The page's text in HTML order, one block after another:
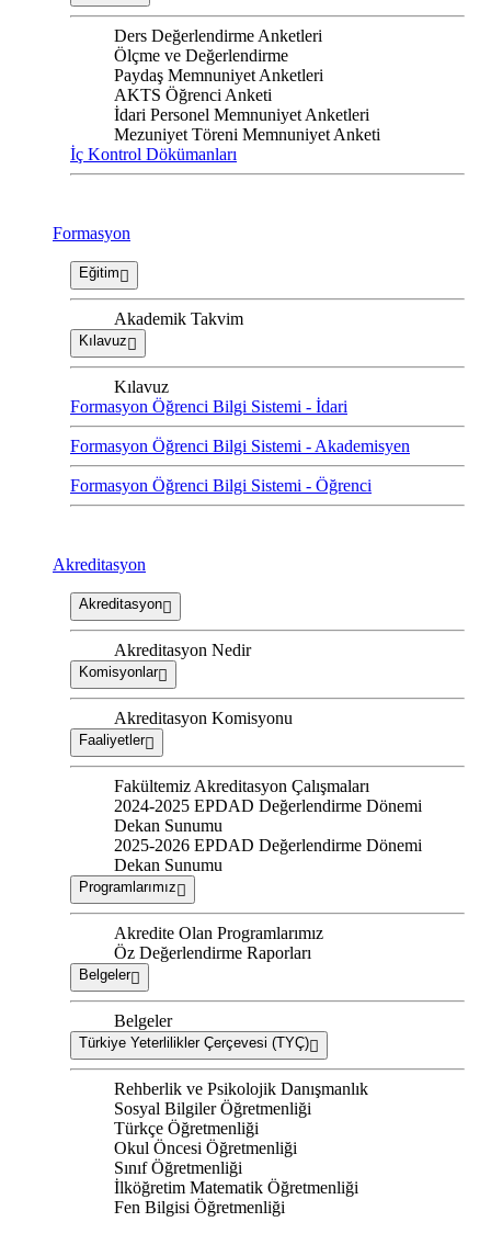
Ders Değerlendirme Anketleri
Ölçme ve Değerlendirme
Paydaş Memnuniyet Anketleri
AKTS Öğrenci Anketi
İdari Personel Memnuniyet Anketleri
Mezuniyet Töreni Memnuniyet Anketi
İç Kontrol Dökümanları
Formasyon
Eğitim
Akademik Takvim
Kılavuz
Kılavuz
Formasyon Öğrenci Bilgi Sistemi - İdari
Formasyon Öğrenci Bilgi Sistemi - Akademisyen
Formasyon Öğrenci Bilgi Sistemi - Öğrenci
Akreditasyon
Akreditasyon
Akreditasyon Nedir
Komisyonlar
Akreditasyon Komisyonu
Faaliyetler
Fakültemiz Akreditasyon Çalışmaları
2024-2025 EPDAD Değerlendirme Dönemi
Dekan Sunumu
2025-2026 EPDAD Değerlendirme Dönemi
Dekan Sunumu
Programlarımız
Akredite Olan Programlarımız
Öz Değerlendirme Raporları
Belgeler
Belgeler
Türkiye Yeterlilikler Çerçevesi (TYÇ)
Rehberlik ve Psikolojik Danışmanlık
Sosyal Bilgiler Öğretmenliği
Türkçe Öğretmenliği
Okul Öncesi Öğretmenliği
Sınıf Öğretmenliği
İlköğretim Matematik Öğretmenliği
Fen Bilgisi Öğretmenliği